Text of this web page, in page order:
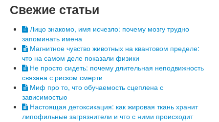
Свежие статьи
Лицо знакомо, имя исчезло: почему мозгу трудно
запоминать имена
Магнитное чувство животных на квантовом пределе:
что на самом деле показали физики
Не просто сидеть: почему длительная неподвижность
связана с риском смерти
Миф про то, что обучаемость сцеплена с
зависимостью
Настоящая детоксикация: как жировая ткань хранит
липофильные загрязнители и что с ними происходит